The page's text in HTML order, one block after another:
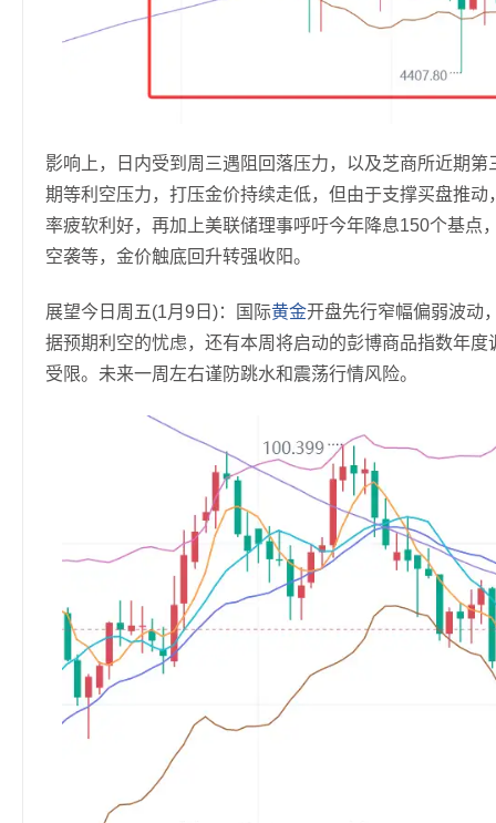
影响上，日内受到周三遇阻回落压力，以及芝商所近期
期等利空压力，打压金价持续走低，但由于支撑买盘推
率疲软利好，再加上美联储理事呼吁今年降息150个基点
空袭等，金价触底回升转强收阳。
展望今日周五(1月9日)：国际黄金开盘先行窄幅偏弱波动
据预期利空的忧虑，还有本周将启动的彭博商品指数年
受限。未来一周左右谨防跳水和震荡行情风险。